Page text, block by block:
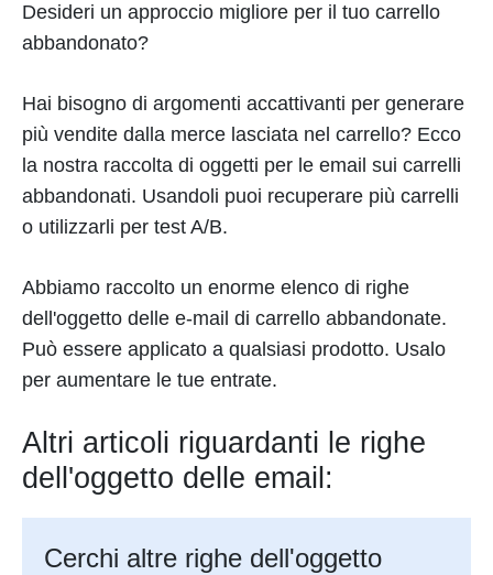
Desideri un approccio migliore per il tuo carrello
abbandonato?
Hai bisogno di argomenti accattivanti per generare
più vendite dalla merce lasciata nel carrello? Ecco
la nostra raccolta di oggetti per le email sui carrelli
abbandonati. Usandoli puoi recuperare più carrelli
o utilizzarli per test A/B.
Abbiamo raccolto un enorme elenco di righe
dell'oggetto delle e-mail di carrello abbandonate.
Può essere applicato a qualsiasi prodotto. Usalo
per aumentare le tue entrate.
Altri articoli riguardanti le righe
dell'oggetto delle email:
Cerchi altre righe dell'oggetto